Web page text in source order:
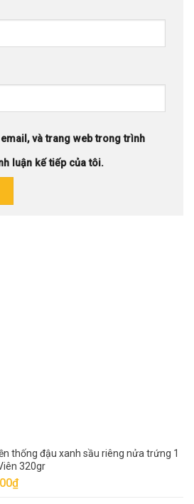
và trang web trong trình
luận kế tiếp của tôi.
thống đậu xanh sầu riêng nửa trứng 1
320gr
₫Giá